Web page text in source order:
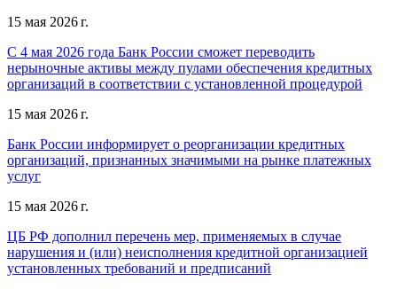
15 мая 2026 г.
С 4 мая 2026 года Банк России сможет переводить
нерыночные активы между пулами обеспечения кредитных
организаций в соответствии с установленной процедурой
15 мая 2026 г.
Банк России информирует о реорганизации кредитных
организаций, признанных значимыми на рынке платежных
услуг
15 мая 2026 г.
ЦБ РФ дополнил перечень мер, применяемых в случае
нарушения и (или) неисполнения кредитной организацией
установленных требований и предписаний